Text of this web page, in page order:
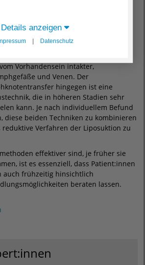
Behandlungsmöglichkeiten zur
nachhaltige Besserung der
kann.
ist eine Operationstechnik,
angewendet werden kann – sie
Vorhandensein intakter,
und Venen. Der
hingegen ist eine
die in höheren Stadien sehr
kann. Je nach individuellem Befund
diese beiden Techniken zu kombinieren
reduktive Verfahren der Liposuktion zu
effektiver sind, je früher sie
ist es essenziell, dass Patient:innen
auch frühzeitig hinsichtlich
beraten lassen.
Details anzeigen
| Datenschutz